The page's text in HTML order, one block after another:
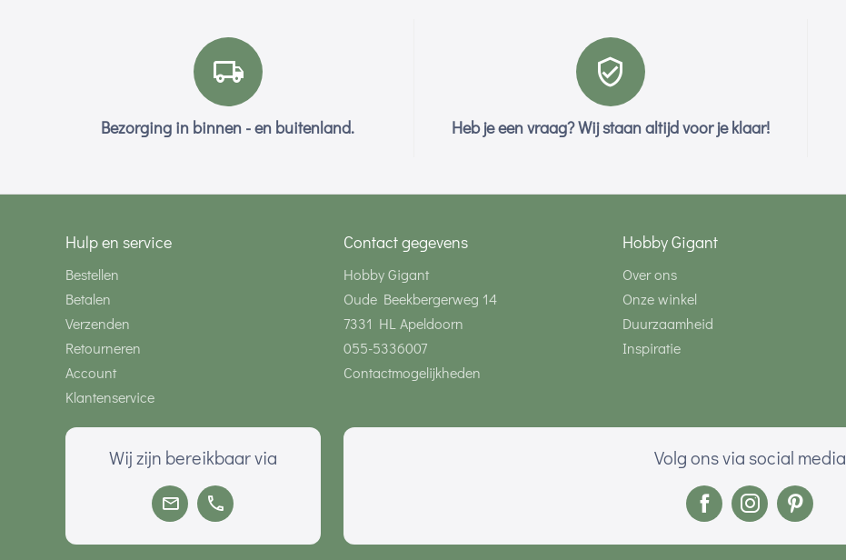
Bezorging in binnen - en buitenland. Heb je een vraag? Wij staan altijd voor je klaar!
Hulp en service
Bestellen
Betalen
Verzenden
Retourneren
Account
Klantenservice
Contact gegevens
Hobby Gigant
Oude Beekbergerweg 14
7331 HL Apeldoorn
055-5336007
Contactmogelijkheden
Hobby Gigant
Over ons
Onze winkel
Duurzaamheid
Inspiratie
Wij zijn bereikbaar via Volg ons via social media